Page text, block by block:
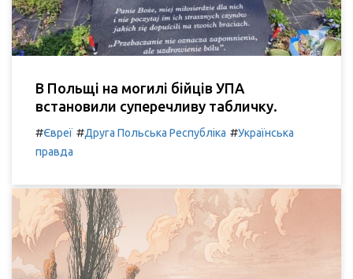
В Польщі на могилі бійців УПА
встановили суперечливу табличку.
#Євреї #Друга Польська Республіка #Українська
правда